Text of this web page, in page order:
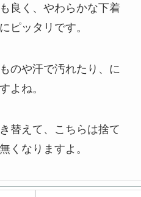
良く、やわらかな下着
ピッタリです。
のや汗で汚れたり、に
よね。
替えて、こちらは捨て
くなりますよ。